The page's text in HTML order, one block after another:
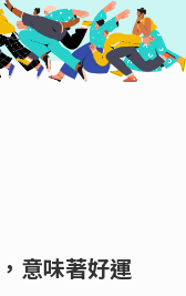
，意味著好運